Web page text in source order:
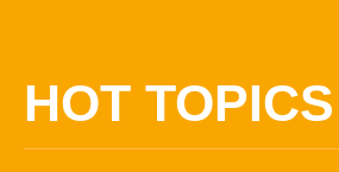
HOT TOPICS